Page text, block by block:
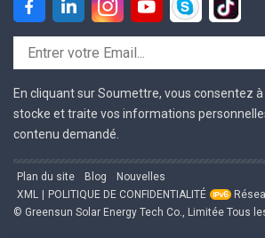
En cliquant sur Soumettre, vous consentez
stocke et traite vos informations
contenu demandé.
Plan du site Blog
Nouvelles
XML | POLITIQUE DE CONFIDENTIALITÉ
© Greensun Solar Energy Tech Co., Limitée Tous